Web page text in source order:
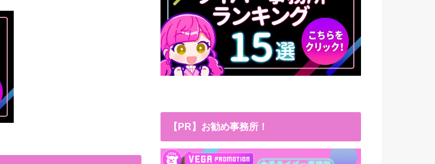
【PR】お勧め事務所！